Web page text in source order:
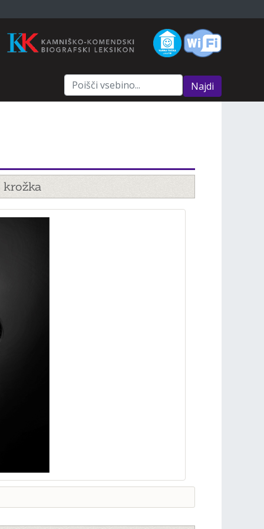
Najdi
krožka